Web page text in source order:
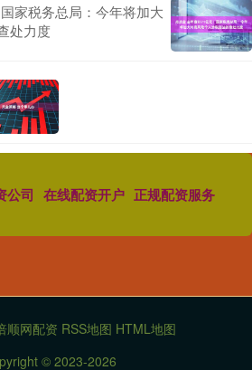
家税务总局：今年将加大
处力度
公司 在线配资开户 正规配资服务
顺网配资 RSS地图 HTML地图
© 2023-2026